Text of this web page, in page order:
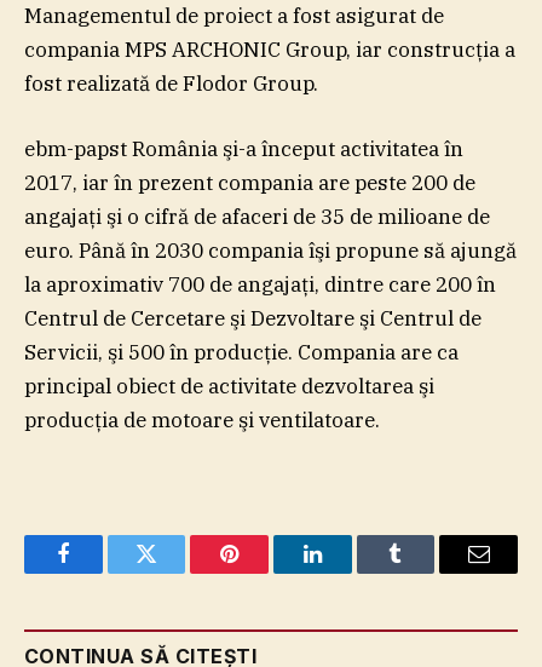
Managementul de proiect a fost asigurat de
compania MPS ARCHONIC Group, iar construcţia a
fost realizată de Flodor Group.
ebm-papst România şi-a început activitatea în
2017, iar în prezent compania are peste 200 de
angajaţi şi o cifră de afaceri de 35 de milioane de
euro. Până în 2030 compania îşi propune să ajungă
la aproximativ 700 de angajaţi, dintre care 200 în
Centrul de Cercetare şi Dezvoltare şi Centrul de
Servicii, şi 500 în producţie. Compania are ca
principal obiect de activitate dezvoltarea şi
producţia de motoare şi ventilatoare.
FacebookTwitter Pinterest LinkedInTumblr Email
CONTINUA SĂ CITEȘTI